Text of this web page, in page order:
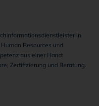
in
Resources und
aus einer Hand:
Zertifizierung und Beratung.